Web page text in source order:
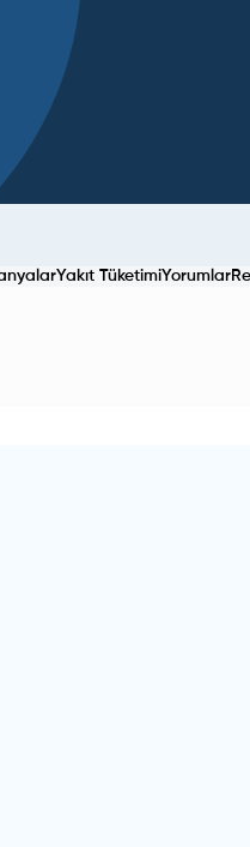
Yakıt TüketimiYorumlar